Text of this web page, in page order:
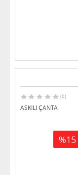
(0)
ASKILI ÇANTA
%15